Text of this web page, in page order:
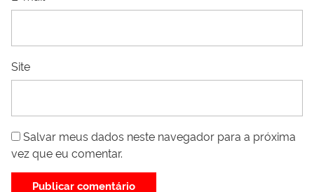
Site
Salvar meus dados neste navegador para a próxima
vez que eu comentar.